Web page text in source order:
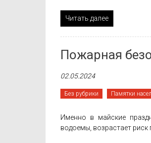
Читать далее
Пожарная
02.05.2024
Без рубрики Памятки
Именно в майские
водоемы, возрастает